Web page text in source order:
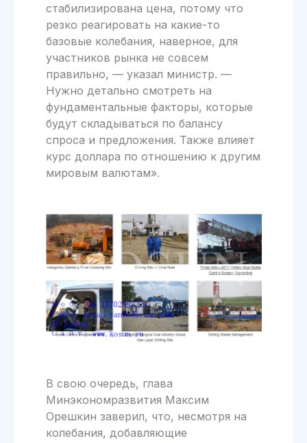
стабилизирована цена, потому что
резко реагировать на какие-то
базовые колебания, наверное, для
участников рынка не совсем
правильно, — указал министр. —
Нужно детально смотреть на
фундаментальные факторы, которые
будут складываться по балансу
спроса и предложения. Также влияет
курс доллара по отношению к другим
мировым валютам».
В свою очередь, глава
Минэкономразвития Максим
Орешкин заверил, что, несмотря на
колебания, добавляющие